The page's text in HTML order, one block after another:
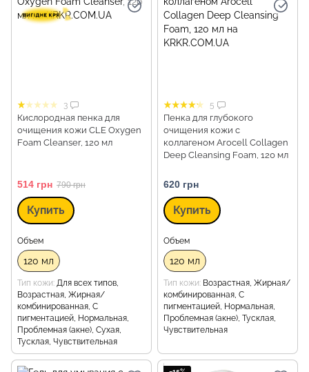
3
Кислородная пенка для
очищения кожи CLE Oxygen
Foam Cleanser, 120 мл
514 грн 790 грн
Купить
Объем
120 мл
Тип кожи Для всех типов,
Возрастная, Жирная/
комбинированная, С
пигментацией, Нормальная,
Проблемная (акне), Сухая,
Тусклая, Чувствительная
5
Пенка для глубокого
очищения кожи с
коллагеном Arocell Collagen
Deep Cleansing Foam, 120 мл
620 грн
Купить
Объем
120 мл
Тип кожи Возрастная, Жирная/
комбинированная, С
пигментацией, Нормальная,
Проблемная (акне), Тусклая,
Чувствительная